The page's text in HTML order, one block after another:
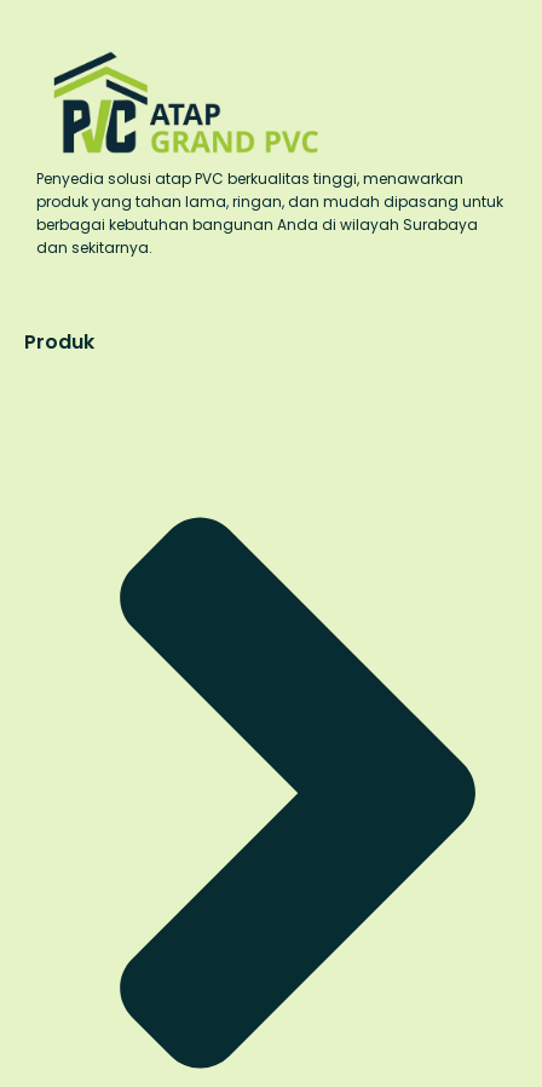
Penyedia solusi atap PVC berkualitas tinggi, menawarkan
produk yang tahan lama, ringan, dan mudah dipasang untuk
berbagai kebutuhan bangunan Anda di wilayah Surabaya
dan sekitarnya.
Produk